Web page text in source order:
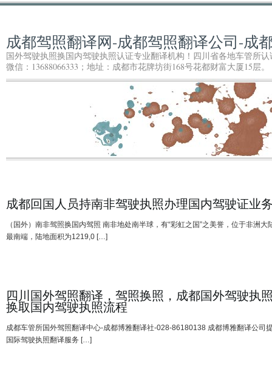
成都驾照翻译网-成都驾照翻译公司-成
国外驾驶执照换国内驾驶执照认证专业翻译机构！四川省各地车管所
微信：13688066333；地址：成都市花牌坊街168号花都财富大厦15层。
成都回国人员持南非驾驶执照办理国内驾驶证业
（国外）南非驾照换国内驾照 南非地处南半球，有“彩虹之国”之美誉，位于非洲大
最南端，陆地面积为1219,0 […]
四川国外驾照翻译，驾照换照，成都国外驾驶执
换取国内驾驶执照流程
成都车管所国外驾照翻译中心-成都博雅翻译社-028-86180138 成都博雅翻译公司
国际驾驶执照翻译服务 […]